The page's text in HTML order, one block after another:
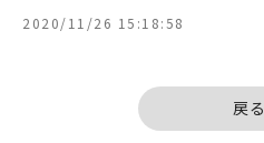
2020/11/26 15:18:58
戻る